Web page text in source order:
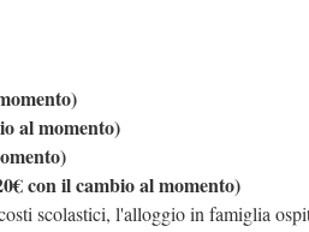
al momento)
con il cambio al momento)
scolastici, l'alloggio in famiglia